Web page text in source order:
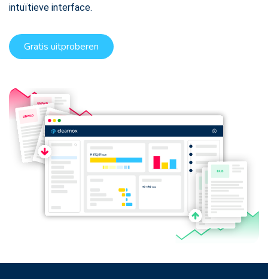
intuïtieve interface.
Gratis uitproberen